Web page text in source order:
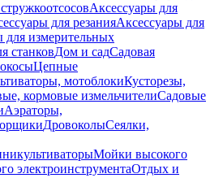
Аксессуары для
для резанияАксессуары для
для измерительных
станковДом и садСадовая
Цепные
мотоблокиКусторезы,
кормовые измельчителиСадовые
Аэраторы,
ДровоколыСеялки,
Мойки высокого
электроинструментаОтдых и